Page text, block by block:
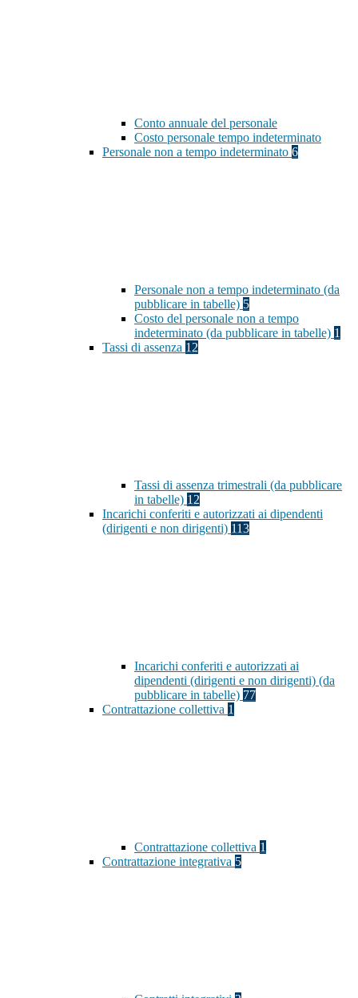
Conto annuale del personale
Costo personale tempo indeterminato
Personale non a tempo indeterminato 6
Personale non a tempo indeterminato (da
pubblicare in tabelle) 5
Costo del personale non a tempo
indeterminato (da pubblicare in tabelle) 1
Tassi di assenza 12
Tassi di assenza trimestrali (da pubblicare
in tabelle) 12
Incarichi conferiti e autorizzati ai dipendenti
(dirigenti e non dirigenti) 113
Incarichi conferiti e autorizzati ai
dipendenti (dirigenti e non dirigenti) (da
pubblicare in tabelle) 77
Contrattazione collettiva 1
Contrattazione collettiva 1
Contrattazione integrativa 5